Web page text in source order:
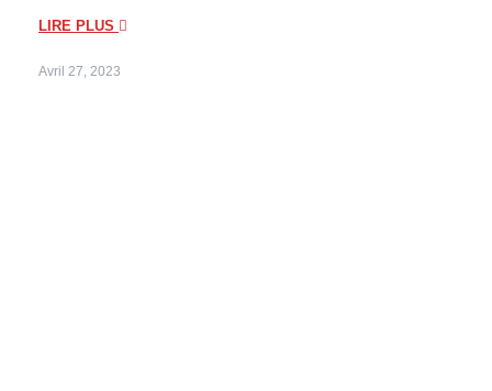
LIRE PLUS
Avril 27, 2023